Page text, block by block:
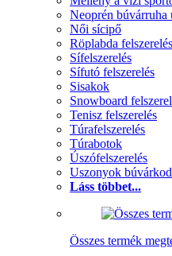
Neoprén búvárruha
Női sícipő
Röplabda felszerelés
Sífelszerelés
Sífutó felszerelés
Sisakok
Snowboard
Tenisz felszerelés
Túrafelszerelés
Túrabotok
Úszófelszerelés
Uszonyok
Láss többet...
Összes termék